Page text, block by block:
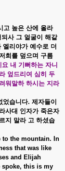
고 높은 산에 올라
되사 그 얼굴이 해같
엘리야가 예수로 더
희를 덮으며 구름
요 내 기뻐하는 자니
엎드리여 심히 두
워말하 하시는 지라
었습니다. 제자들이
사대 인자가 죽은자
지 말라 고 하셨습
to the mountain. In
that was like
and Elijah
spoke, this is my